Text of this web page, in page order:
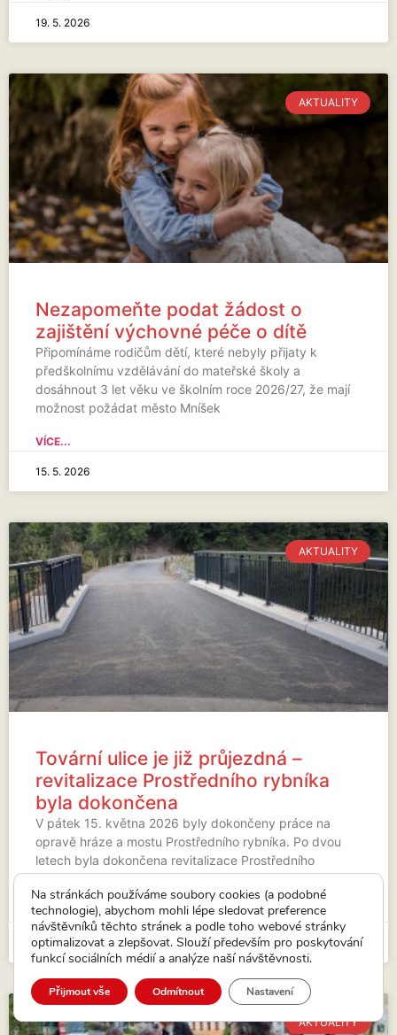
19. 5. 2026
AKTUALITY
Nezapomeňte podat žádost o
zajištění výchovné péče o dítě
Připomínáme rodičům dětí, které nebyly přijaty k
předškolnímu vzdělávání do mateřské školy a
dosáhnout 3 let věku ve školním roce 2026/27, že mají
možnost požádat město Mníšek
VÍCE...
15. 5. 2026
AKTUALITY
Tovární ulice je již průjezdná –
revitalizace Prostředního rybníka
byla dokončena
V pátek 15. května 2026 byly dokončeny práce na
opravě hráze a mostu Prostředního rybníka. Po dvou
letech byla dokončena revitalizace Prostředního
rybníka (byl vypuštěn od roku
VÍCE...
15. 5. 2026
AKTUALITY
Na stránkách používáme soubory cookies (a podobné
technologie), abychom mohli lépe sledovat preference
návštěvníků těchto stránek a podle toho webové stránky
optimalizovat a zlepšovat. Slouží především pro poskytování
funkcí sociálních médií a analýze naší návštěvnosti.
Přijmout vše Odmítnout Nastavení